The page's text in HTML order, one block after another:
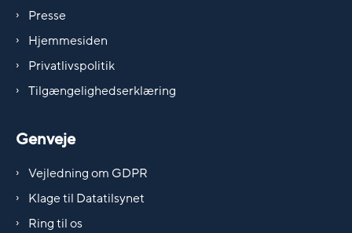
Presse
Hjemmesiden
Privatlivspolitik
Tilgængelighedserklæring
Genveje
Vejledning om GDPR
Klage til Datatilsynet
Ring til os